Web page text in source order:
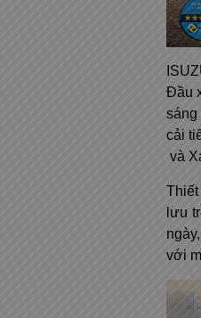
Đầu
sáng
cải
và
lưu
với